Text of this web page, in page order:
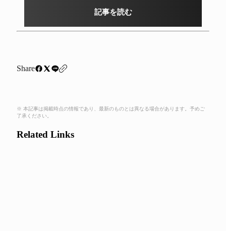
記事を読む
Share
※ 本記事は掲載時点の情報であり、最新のものとは異なる場合があります。予めご
了承ください。
Related Links